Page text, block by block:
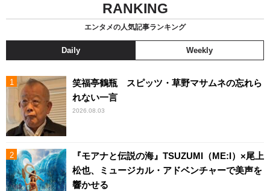
RANKING
エンタメの人気記事ランキング
Daily Weekly
笑福亭鶴瓶 スピッツ・草野マサムネの忘れら
れない一言
2026.08.03
『モアナと伝説の海』TSUZUMI（ME:I）×尾上
松也、ミュージカル・アドベンチャーで美声を
響かせる